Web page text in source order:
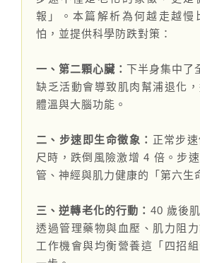
報」。本篇解析為何越走越慢
怕，並提供科學防跌對策：
一、第二顆心臟： 下半身集中了
缺乏活動會導致肌肉幫浦退化，
體溫與大腦功能。
二、步速即生命徵象： 正常步
尺時，跌倒風險激增 4 倍。步
管、神經與肌力健康的「第六生
三、逆轉老化的行動： 40 歲後
透過管理藥物與血壓、肌力阻
工作機會與均衡營養這「四招